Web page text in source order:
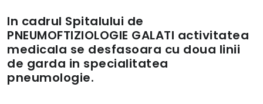
In cadrul Spitalului de
PNEUMOFTIZIOLOGIE GALATI activitatea
medicala se desfasoara cu doua linii
de garda in specialitatea
pneumologie.